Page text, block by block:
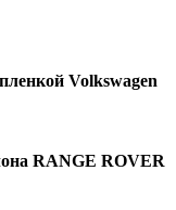
Volkswagen
RANGE ROVER